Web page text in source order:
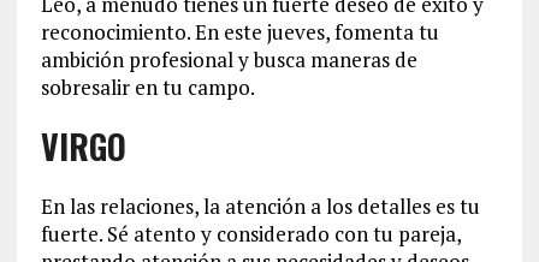
reconocimiento. En este jueves, fomenta tu
ambición profesional y busca maneras de
sobresalir en tu campo.
VIRGO
En las relaciones, la atención a los detalles es tu
fuerte. Sé atento y considerado con tu pareja,